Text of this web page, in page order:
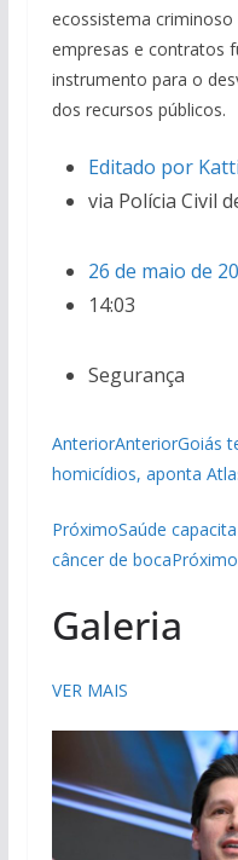
ecossistema
empresas e contratos
instrumento para o
dos recursos públicos.
Editado por
via Polícia Civil
26 de maio de
14:03
Segurança
AnteriorAnteriorGoiás
homicídios, aponta
PróximoSaúde
câncer de bocaPróximo
Galeria
VER MAIS